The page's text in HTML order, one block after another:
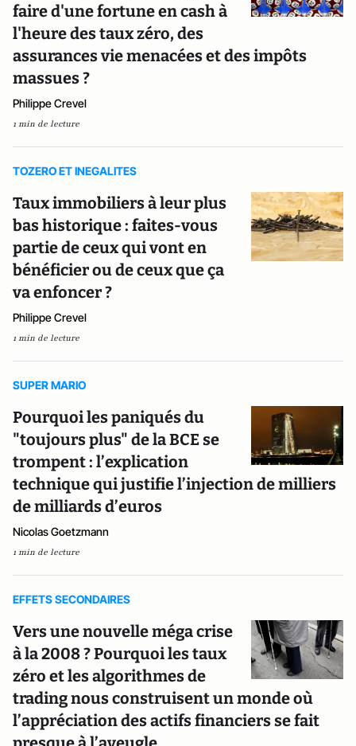
faire d'une fortune en cash à
l'heure des taux zéro, des
assurances vie menacées et des impôts
massues ?
Philippe Crevel
1 min de lecture
TOZERO ET INEGALITES
Taux immobiliers à leur plus
bas historique : faites-vous
partie de ceux qui vont en
bénéficier ou de ceux que ça
va enfoncer ?
Philippe Crevel
1 min de lecture
SUPER MARIO
Pourquoi les paniqués du
"toujours plus" de la BCE se
trompent : l’explication
technique qui justifie l’injection de milliers
de milliards d’euros
Nicolas Goetzmann
1 min de lecture
EFFETS SECONDAIRES
Vers une nouvelle méga crise
à la 2008 ? Pourquoi les taux
zéro et les algorithmes de
trading nous construisent un monde où
l’appréciation des actifs financiers se fait